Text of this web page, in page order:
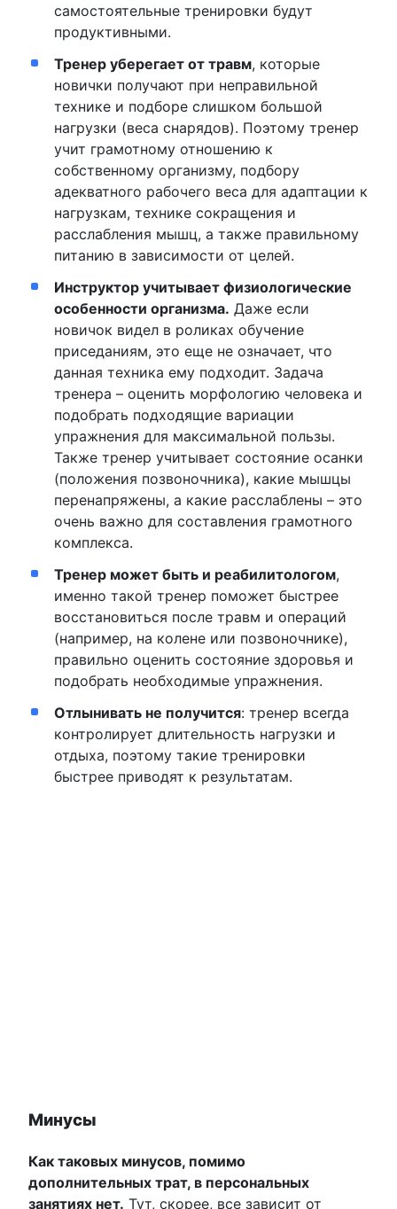
самостоятельные тренировки будут
продуктивными.
Тренер уберегает от травм, которые
новички получают при неправильной
технике и подборе слишком большой
нагрузки (веса снарядов). Поэтому тренер
учит грамотному отношению к
собственному организму, подбору
адекватного рабочего веса для адаптации к
нагрузкам, технике сокращения и
расслабления мышц, а также правильному
питанию в зависимости от целей.
Инструктор учитывает физиологические
особенности организма. Даже если
новичок видел в роликах обучение
приседаниям, это еще не означает, что
данная техника ему подходит. Задача
тренера – оценить морфологию человека и
подобрать подходящие вариации
упражнения для максимальной пользы.
Также тренер учитывает состояние осанки
(положения позвоночника), какие мышцы
перенапряжены, а какие расслаблены – это
очень важно для составления грамотного
комплекса.
Тренер может быть и реабилитологом,
именно такой тренер поможет быстрее
восстановиться после травм и операций
(например, на колене или позвоночнике),
правильно оценить состояние здоровья и
подобрать необходимые упражнения.
Отлынивать не получится: тренер всегда
контролирует длительность нагрузки и
отдыха, поэтому такие тренировки
быстрее приводят к результатам.
Минусы
Как таковых минусов, помимо
дополнительных трат, в персональных
занятиях нет. Тут, скорее, все зависит от